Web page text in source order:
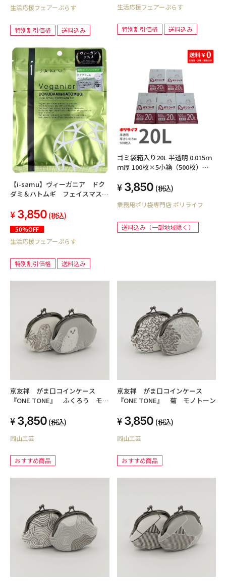
生活応援フェアーぷらす
特別割引価格 送料込み
生活応援フェアーぷらす
特別割引価格 送料込み
【i-samu】ヴィーガニア ドク
ダミ＆ハトムギ フェイスマス
3,850 (税込)
50%OFF
生活応援フェアーぷらす
特別割引価格 送料込み
ゴミ袋箱入り20L 半透明 0.015ｍ
ｍ厚 100枚×5小箱（500枚）
3,850 (税込)
業務用ポリ袋専門店 ポリライフ
送料込み（一部地域除く）
京友禅 がま口コインケース
『ONE TONE』 ふくろう モノ
3,850 (税込)
岡山工芸
おすすめ商品
京友禅 がま口コインケース
『ONE TONE』 菊 モノトーン
3,850 (税込)
岡山工芸
おすすめ商品